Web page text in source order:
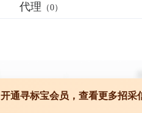
代理 （0）
开通寻标宝会员，查看更多招采